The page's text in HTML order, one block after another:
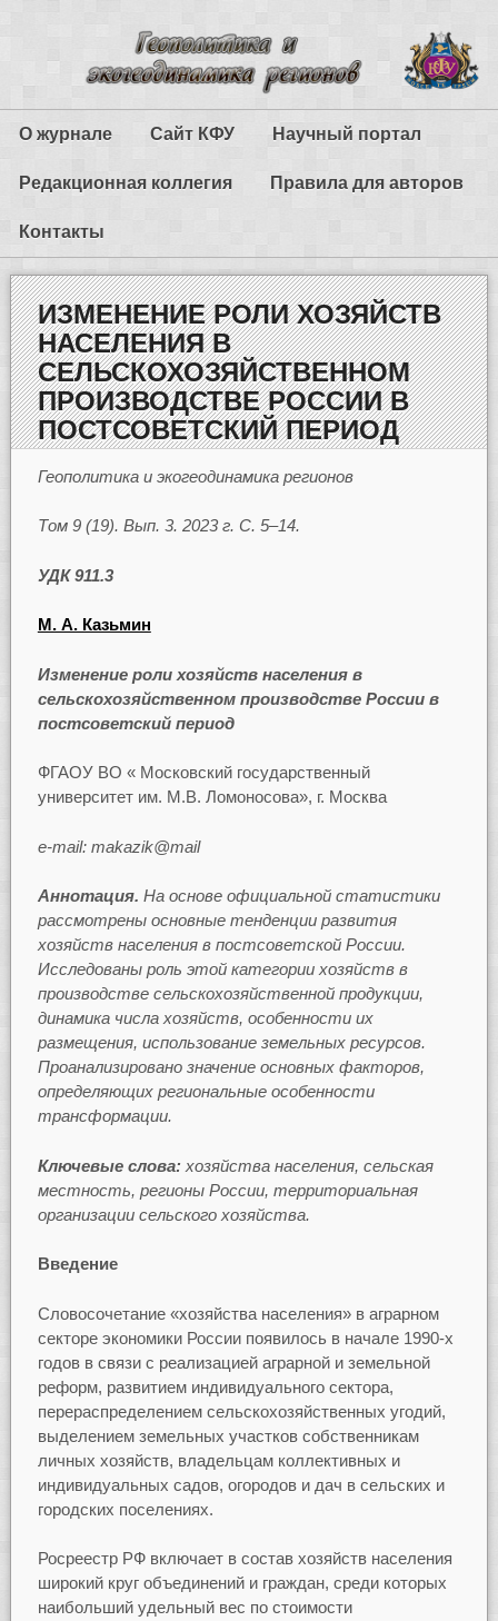
О журнале Сайт КФУ Научный портал
Редакционная коллегия Правила для авторов
Контакты
ИЗМЕНЕНИЕ РОЛИ ХОЗЯЙСТВ
НАСЕЛЕНИЯ В
СЕЛЬСКОХОЗЯЙСТВЕННОМ
ПРОИЗВОДСТВЕ РОССИИ В
ПОСТСОВЕТСКИЙ ПЕРИОД
Геополитика и экогеодинамика регионов
Том 9 (19). Вып. 3. 2023 г. С. 5–14.
УДК 911.3
М. А. Казьмин
Изменение роли хозяйств населения в
сельскохозяйственном производстве России в
постсоветский период
ФГАОУ ВО « Московский государственный
университет им. М.В. Ломоносова», г. Москва
e-mail: makazik@mail
Аннотация. На основе официальной статистики
рассмотрены основные тенденции развития
хозяйств населения в постсоветской России.
Исследованы роль этой категории хозяйств в
производстве сельскохозяйственной продукции,
динамика числа хозяйств, особенности их
размещения, использование земельных ресурсов.
Проанализировано значение основных факторов,
определяющих региональные особенности
трансформации.
Ключевые слова: хозяйства населения, сельская
местность, регионы России, территориальная
организации сельского хозяйства.
Введение
Словосочетание «хозяйства населения» в аграрном
секторе экономики России появилось в начале 1990-х
годов в связи с реализацией аграрной и земельной
реформ, развитием индивидуального сектора,
перераспределением сельскохозяйственных угодий,
выделением земельных участков собственникам
личных хозяйств, владельцам коллективных и
индивидуальных садов, огородов и дач в сельских и
городских поселениях.
Росреестр РФ включает в состав хозяйств населения
широкий круг объединений и граждан, среди которых
наибольший удельный вес по стоимости